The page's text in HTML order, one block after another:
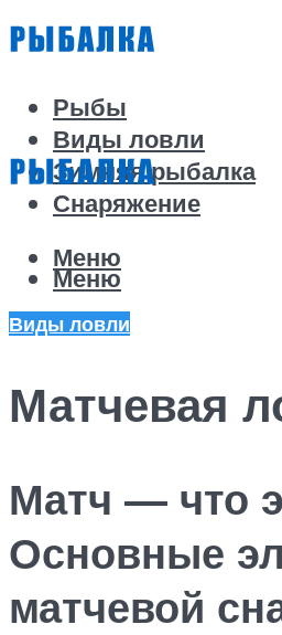
Рыбы
Виды ловли
Зимняя рыбалка
Снаряжение
Меню
Меню
Виды ловли
Матчевая
Матч — что
Основные
матчевой